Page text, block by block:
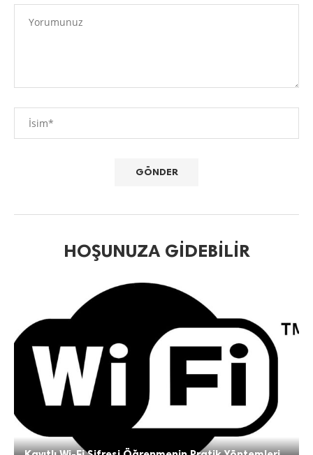
HOŞUNUZA GIDEBILIR